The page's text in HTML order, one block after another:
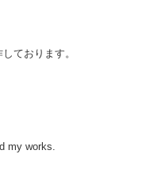
ております。
my works.